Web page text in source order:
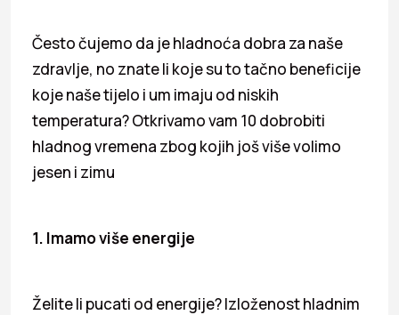
Često čujemo da je hladnoća dobra za naše
zdravlje, no znate li koje su to tačno beneficije
koje naše tijelo i um imaju od niskih
temperatura? Otkrivamo vam 10 dobrobiti
hladnog vremena zbog kojih još više volimo
jesen i zimu
1. Imamo više energije
Želite li pucati od energije? Izloženost hladnim